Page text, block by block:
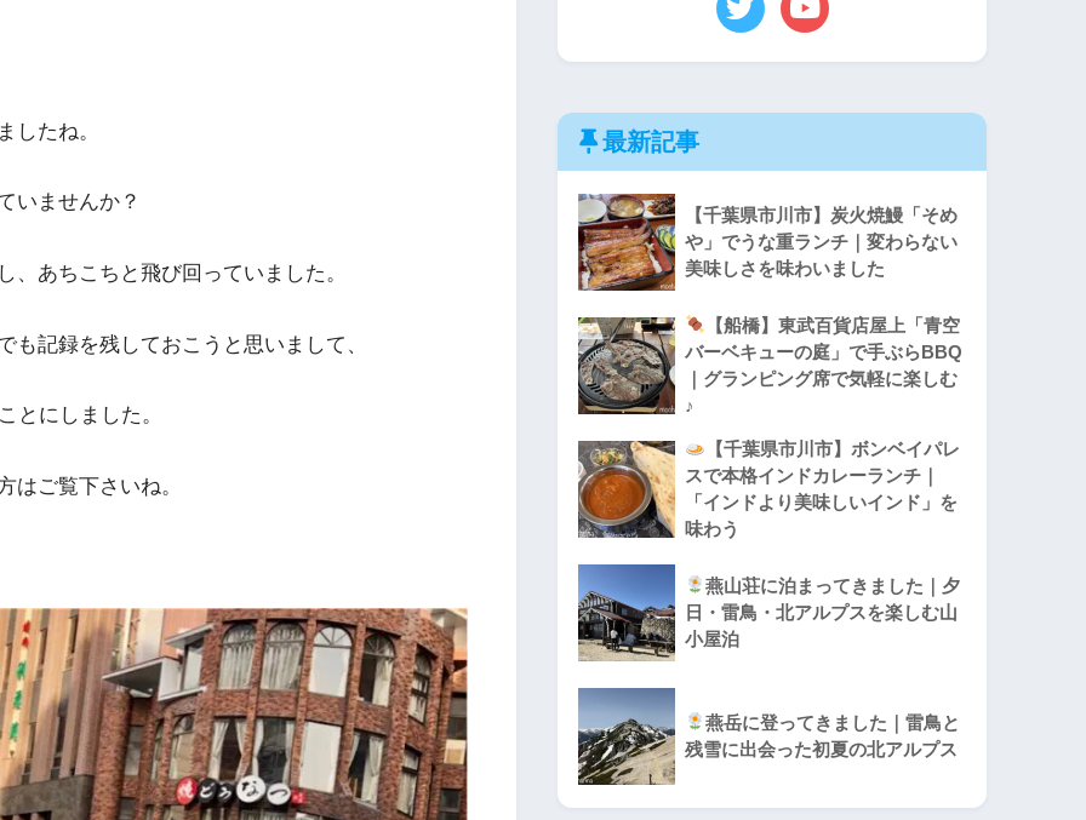
したね。
いませんか？
あちこちと飛び回っていました。
記録を残しておこうと思いまして、
とにしました。
はご覧下さいね。
最新記事
【千葉県市川市】炭火焼鰻「そめ
や」でうな重ランチ｜変わらない
美味しさを味わいました
【船橋】東武百貨店屋上「青空
バーベキューの庭」で手ぶらBBQ
｜グランピング席で気軽に楽しむ
♪
【千葉県市川市】ボンベイパレ
スで本格インドカレーランチ｜
「インドより美味しいインド」を
味わう
燕山荘に泊まってきました｜夕
日・雷鳥・北アルプスを楽しむ山
小屋泊
燕岳に登ってきました｜雷鳥と
残雪に出会った初夏の北アルプス